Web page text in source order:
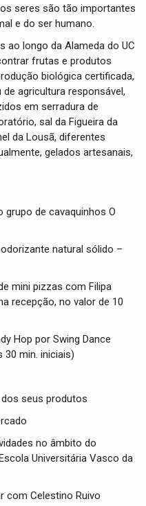
seres são tão importantes
e do ser humano.
ao longo da Alameda do UC
frutas e produtos
biológica certificada,
agricultura responsável,
em serradura de
sal da Figueira da
da Lousã, diferentes
gelados artesanais,
de cavaquinhos O
natural sólido –
mini pizzas com Filipa
recepção, no valor de 10
Hop por Swing Dance
min. iniciais)
seus produtos
no âmbito do
Universitária Vasco da
com Celestino Ruivo